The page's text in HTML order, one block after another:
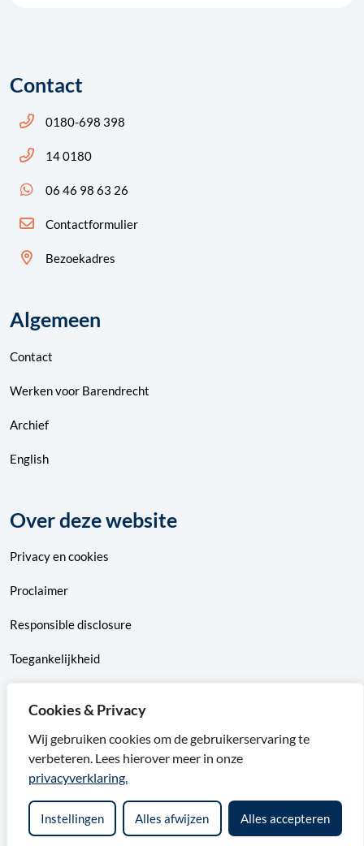
Cookies & Privacy
Wij gebruiken cookies om de gebruikerservaring te
verbeteren. Lees hierover meer in onze
privacyverklaring.
Instellingen Alles afwijzen Alles accepteren
Contact
Bel ons: 14 0180
0180-698 398
Bel ons: 14 0180
14 0180
App ons: 06 46 98 63 26 (WhatsApp)
06 46 98 63 26
Contactformulier
Bezoekadres
Algemeen
Contact
Werken voor Barendrecht
Archief
English
Over deze website
Privacyencookies
Proclaimer
Responsible disclosure
Toegankelijkheid
F
a
c
e
X
v
a
n
n
t
i
n
k